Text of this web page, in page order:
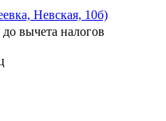
Невская, 10б)
до вычета налогов